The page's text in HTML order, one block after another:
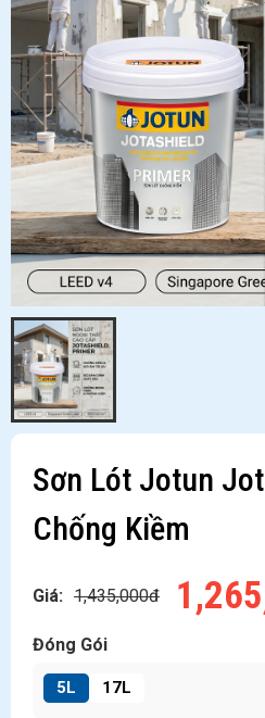
Sơn Lót Jotun
Chống Kiềm
Giá: 1,435,000đ
Đóng Gói
5L 17L